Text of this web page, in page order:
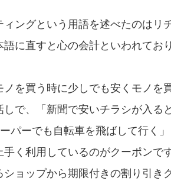
ングという用語を述べたのはリ
に直すと心の会計といわれてお
を買う時に少しでも安くモノを
で、「新聞で安いチラシが入る
パーでも自転車を飛ばして行く」
く利用しているのがクーポンです
ョップから期限付きの割り引